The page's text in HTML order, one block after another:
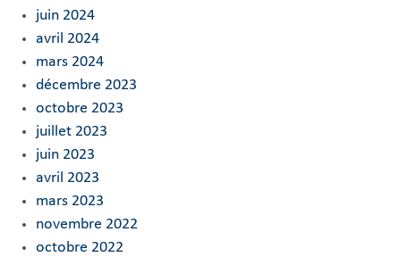
juin 2024
avril 2024
mars 2024
décembre 2023
octobre 2023
juillet 2023
juin 2023
avril 2023
mars 2023
novembre 2022
octobre 2022